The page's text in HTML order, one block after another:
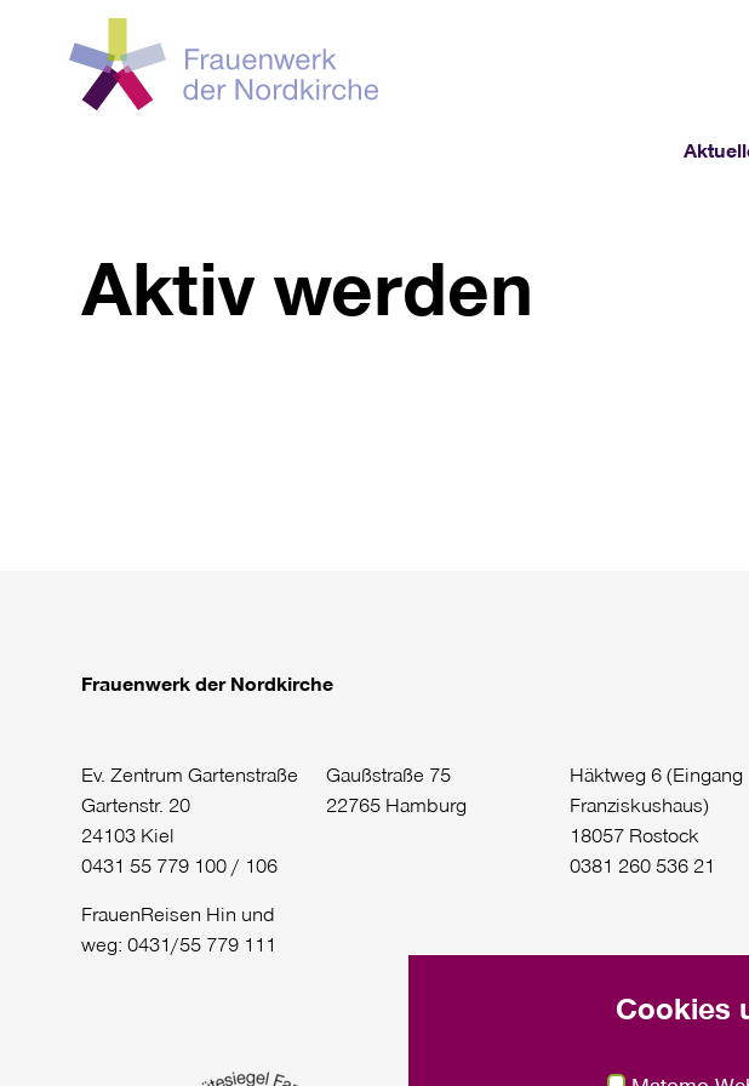
Aktiv werden
Frauenwerk der Nordkirche
Ev. Zentrum Gartenstraße
Gartenstr. 20
24103 Kiel
0431 55 779 100 / 106
FrauenReisen Hin und
weg: 0431/55 779 111
Gaußstraße 75
22765 Hamburg
Häktweg 6 (Eingang
Franziskushaus)
18057 Rostock
0381 260 536 21
Cookies